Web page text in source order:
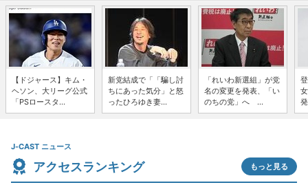
【ドジャース】キム・
ヘソン、大リーグ公式
「PSロースタ...
新党結成で「「騙し討
ちにあった気分」と怒
ったひろゆき妻...
「れいわ新選組」が党
名の変更を発表、「い
のちの党」へ ...
J-CAST ニュース
アクセスランキング もっと見る